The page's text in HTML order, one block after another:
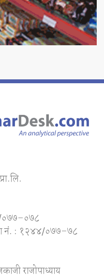
०७७–०७८
नं. : १२४४/०७७–७८
राजोपाध्याय